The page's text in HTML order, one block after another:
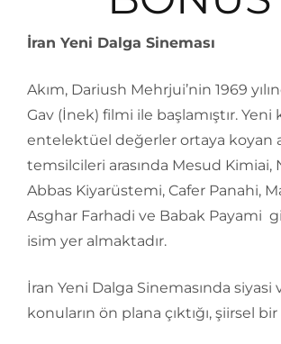
İran Yeni Dalga Sineması
Akım, Dariush Mehrjui’nin 1969
Gav (İnek) filmi ile başlamıştır.
entelektüel değerler ortaya koyan
temsilcileri arasında Mesud Kimiai,
Abbas Kiyarüstemi, Cafer Panahi,
Asghar Farhadi ve Babak Payami
isim yer almaktadır.
İran Yeni Dalga Sinemasında siyasi
konuların ön plana çıktığı, şiirsel